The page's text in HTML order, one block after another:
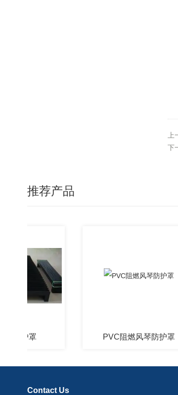
上
下
推荐产品
PVC阻燃风琴防护罩
Contact Us